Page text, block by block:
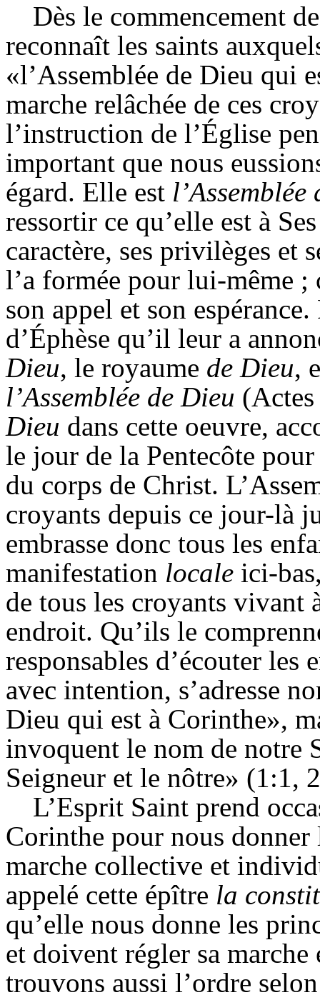
Dès le commencement
reconnaît les saints
«l’Assemblée de Dieu qui
marche relâchée de ces
l’instruction de l’Église
important que nous
égard. Elle est l’Assemblée
ressortir ce qu’elle est à
caractère, ses privilèges et
l’a formée pour lui-même ;
son appel et son
d’Éphèse qu’il leur a
Dieu, le royaume de Dieu,
l’Assemblée de Dieu
Dieu dans cette oeuvre,
le jour de la Pentecôte
du corps de Christ.
croyants depuis ce jour-là
embrasse donc tous les
manifestation locale ici-
de tous les croyants vivant
endroit. Qu’ils le
responsables d’écouter les
avec intention, s’adresse
Dieu qui est à Corinthe»,
invoquent le nom de notre
Seigneur et le nôtre» (1:1,
L’Esprit Saint prend
Corinthe pour nous donner
marche collective et
appelé cette épître la
qu’elle nous donne les
et doivent régler sa
trouvons aussi l’ordre